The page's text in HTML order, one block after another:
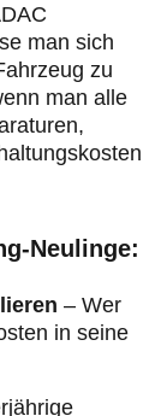
man sich
zu
man alle
Neulinge:
– Wer
in seine